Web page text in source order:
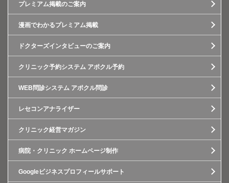
プレミアム掲載のご案内
漫画でわかるプレミアム掲載
ドクターズインタビューのご案内
クリニック予約システム アポクル予約
WEB問診システム アポクル問診
レセコンアナライザー
クリニック経営マガジン
病院・クリニック ホームページ制作
Googleビジネスプロフィールサポート